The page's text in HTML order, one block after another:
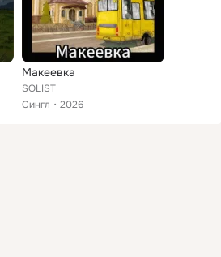
Макеевка
SOLIST
Сингл
2026